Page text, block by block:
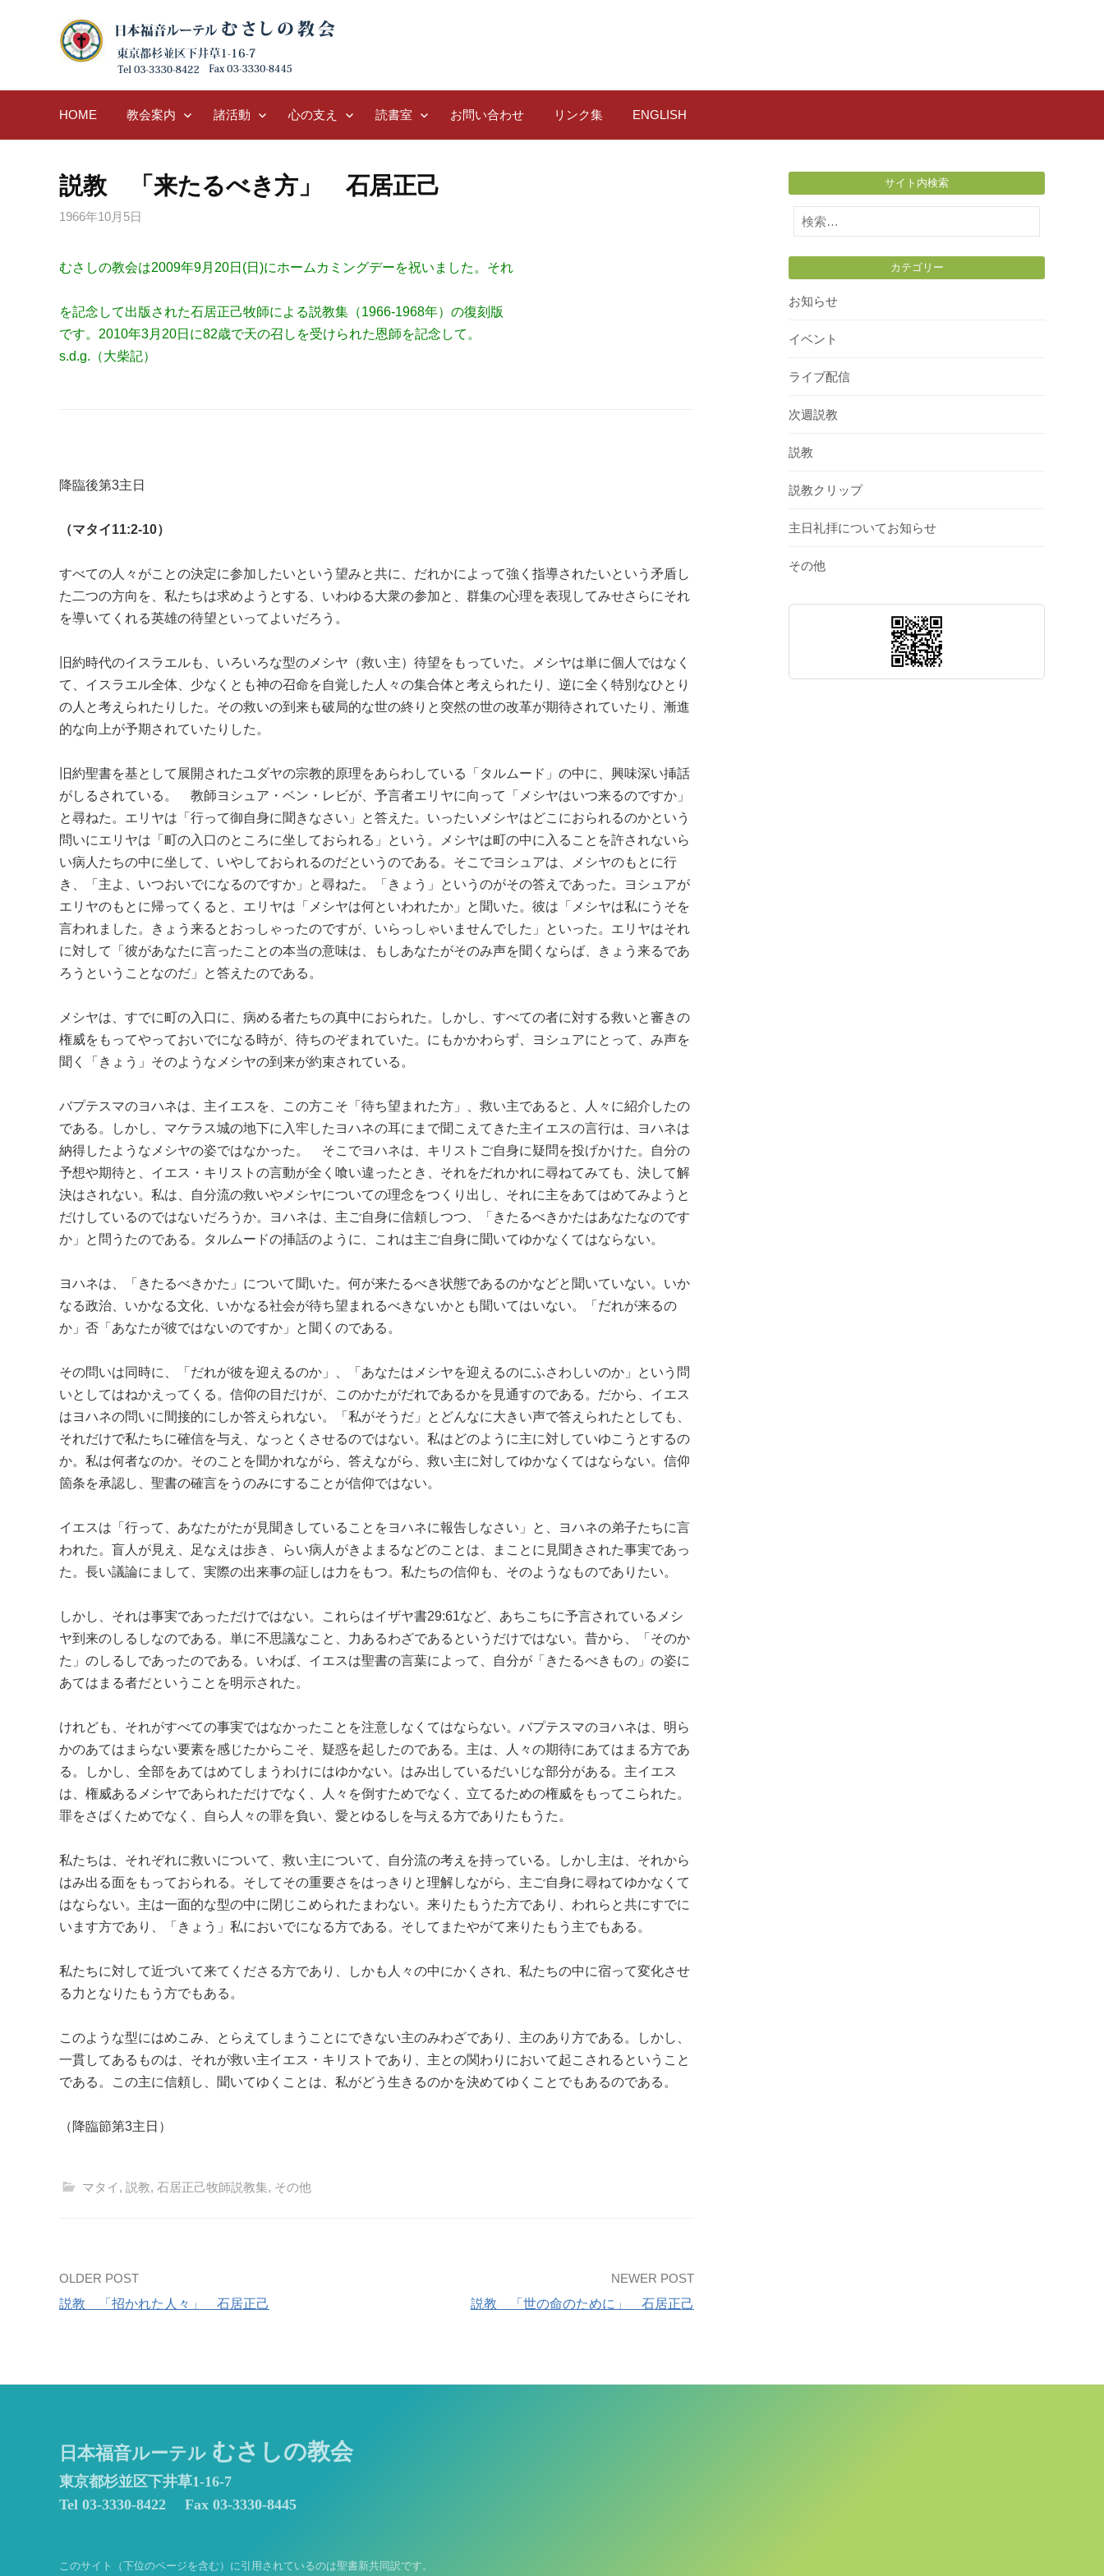
HOME 教会案内 諸活動 心の支え 読書室 お問い合わせ リンク集 ENGLISH
説教 「来たるべき方」 石居正己
1966年10月5日
むさしの教会は2009年9月20日(日)にホームカミングデーを祝いました。それ
を記念して出版された石居正己牧師による説教集（1966-1968年）の復刻版
です。2010年3月20日に82歳で天の召しを受けられた恩師を記念して。
s.d.g.（大柴記）
降臨後第3主日
（マタイ11:2-10）
すべての人々がことの決定に参加したいという望みと共に、だれかによって強く指導されたいという矛盾し
た二つの方向を、私たちは求めようとする、いわゆる大衆の参加と、群集の心理を表現してみせさらにそれ
を導いてくれる英雄の待望といってよいだろう。
旧約時代のイスラエルも、いろいろな型のメシヤ（救い主）待望をもっていた。メシヤは単に個人ではなく
て、イスラエル全体、少なくとも神の召命を自覚した人々の集合体と考えられたり、逆に全く特別なひとり
の人と考えられたりした。その救いの到来も破局的な世の終りと突然の世の改革が期待されていたり、漸進
的な向上が予期されていたりした。
旧約聖書を基として展開されたユダヤの宗教的原理をあらわしている「タルムード」の中に、興味深い挿話
がしるされている。 教師ヨシュア・ベン・レビが、予言者エリヤに向って「メシヤはいつ来るのですか」
と尋ねた。エリヤは「行って御自身に聞きなさい」と答えた。いったいメシヤはどこにおられるのかという
問いにエリヤは「町の入口のところに坐しておられる」という。メシヤは町の中に入ることを許されないら
い病人たちの中に坐して、いやしておられるのだというのである。そこでヨシュアは、メシヤのもとに行
き、「主よ、いつおいでになるのですか」と尋ねた。「きょう」というのがその答えであった。ヨシュアが
エリヤのもとに帰ってくると、エリヤは「メシヤは何といわれたか」と聞いた。彼は「メシヤは私にうそを
言われました。きょう来るとおっしゃったのですが、いらっしゃいませんでした」といった。エリヤはそれ
に対して「彼があなたに言ったことの本当の意味は、もしあなたがそのみ声を聞くならば、きょう来るであ
ろうということなのだ」と答えたのである。
メシヤは、すでに町の入口に、病める者たちの真中におられた。しかし、すべての者に対する救いと審きの
権威をもってやっておいでになる時が、待ちのぞまれていた。にもかかわらず、ヨシュアにとって、み声を
聞く「きょう」そのようなメシヤの到来が約束されている。
バプテスマのヨハネは、主イエスを、この方こそ「待ち望まれた方」、救い主であると、人々に紹介したの
である。しかし、マケラス城の地下に入牢したヨハネの耳にまで聞こえてきた主イエスの言行は、ヨハネは
納得したようなメシヤの姿ではなかった。 そこでヨハネは、キリストご自身に疑問を投げかけた。自分の
予想や期待と、イエス・キリストの言動が全く喰い違ったとき、それをだれかれに尋ねてみても、決して解
決はされない。私は、自分流の救いやメシヤについての理念をつくり出し、それに主をあてはめてみようと
だけしているのではないだろうか。ヨハネは、主ご自身に信頼しつつ、「きたるべきかたはあなたなのです
か」と問うたのである。タルムードの挿話のように、これは主ご自身に聞いてゆかなくてはならない。
ヨハネは、「きたるべきかた」について聞いた。何が来たるべき状態であるのかなどと聞いていない。いか
なる政治、いかなる文化、いかなる社会が待ち望まれるべきないかとも聞いてはいない。「だれが来るの
か」否「あなたが彼ではないのですか」と聞くのである。
その問いは同時に、「だれが彼を迎えるのか」、「あなたはメシヤを迎えるのにふさわしいのか」という問
いとしてはねかえってくる。信仰の目だけが、このかたがだれであるかを見通すのである。だから、イエス
はヨハネの問いに間接的にしか答えられない。「私がそうだ」とどんなに大きい声で答えられたとしても、
それだけで私たちに確信を与え、なっとくさせるのではない。私はどのように主に対していゆこうとするの
か。私は何者なのか。そのことを聞かれながら、答えながら、救い主に対してゆかなくてはならない。信仰
箇条を承認し、聖書の確言をうのみにすることが信仰ではない。
イエスは「行って、あなたがたが見聞きしていることをヨハネに報告しなさい」と、ヨハネの弟子たちに言
われた。盲人が見え、足なえは歩き、らい病人がきよまるなどのことは、まことに見聞きされた事実であっ
た。長い議論にまして、実際の出来事の証しは力をもつ。私たちの信仰も、そのようなものでありたい。
しかし、それは事実であっただけではない。これらはイザヤ書29:61など、あちこちに予言されているメシ
ヤ到来のしるしなのである。単に不思議なこと、力あるわざであるというだけではない。昔から、「そのか
た」のしるしであったのである。いわば、イエスは聖書の言葉によって、自分が「きたるべきもの」の姿に
あてはまる者だということを明示された。
けれども、それがすべての事実ではなかったことを注意しなくてはならない。バプテスマのヨハネは、明ら
かのあてはまらない要素を感じたからこそ、疑惑を起したのである。主は、人々の期待にあてはまる方であ
る。しかし、全部をあてはめてしまうわけにはゆかない。はみ出しているだいじな部分がある。主イエス
は、権威あるメシヤであられただけでなく、人々を倒すためでなく、立てるための権威をもってこられた。
罪をさばくためでなく、自ら人々の罪を負い、愛とゆるしを与える方でありたもうた。
私たちは、それぞれに救いについて、救い主について、自分流の考えを持っている。しかし主は、それから
はみ出る面をもっておられる。そしてその重要さをはっきりと理解しながら、主ご自身に尋ねてゆかなくて
はならない。主は一面的な型の中に閉じこめられたまわない。来りたもうた方であり、われらと共にすでに
います方であり、「きょう」私においでになる方である。そしてまたやがて来りたもう主でもある。
私たちに対して近づいて来てくださる方であり、しかも人々の中にかくされ、私たちの中に宿って変化させ
る力となりたもう方でもある。
このような型にはめこみ、とらえてしまうことにできない主のみわざであり、主のあり方である。しかし、
一貫してあるものは、それが救い主イエス・キリストであり、主との関わりにおいて起こされるということ
である。この主に信頼し、聞いてゆくことは、私がどう生きるのかを決めてゆくことでもあるのである。
（降臨節第3主日）
マタイ , 説教, 石居正己牧師説教集, その他
Post
navigation
OLDER POST
説教 「招かれた人々」 石居正己
NEWER POST
説教 「世の命のために」 石居正己
サイト内検索
検
索:
カテゴリー
お知らせ
イベント
ライブ配信
次週説教
説教
説教クリップ
主日礼拝についてお知らせ
その他
日本福音ルーテル むさしの教会
東京都杉並区下井草1-16-7
Tel 03-3330-8422
Fax 03-3330-8445
このサイト（下位のページを含む）に引用されているのは聖書新共同訳です。